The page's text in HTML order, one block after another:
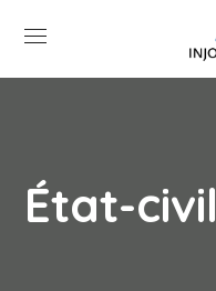
État-civil